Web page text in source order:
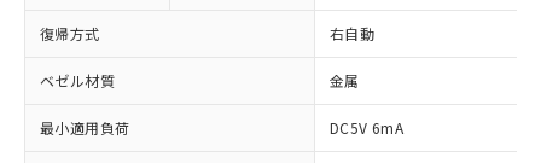
復帰方式 右自動
ベゼル材質 金属
最小適用負荷 DC5V 6mA